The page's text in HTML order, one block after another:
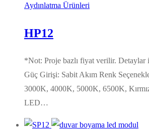
Aydınlatma Ürünleri
HP12
*Not: Proje bazlı fiyat verilir. Detaylar
Güç Girişi: Sabit Akım Renk
3000K, 4000K, 5000K, 6500K,
LED…